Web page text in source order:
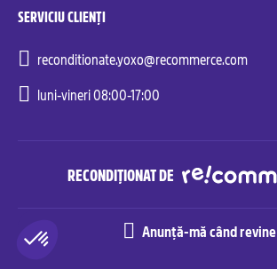
Anunță-mă când revine
SERVICIU CLIENȚI
reconditionate.yoxo@recommerce.com
luni-vineri 08:00-17:00
RECONDIȚIONAT DE
Recommerce© Solutions. All rights reserved.